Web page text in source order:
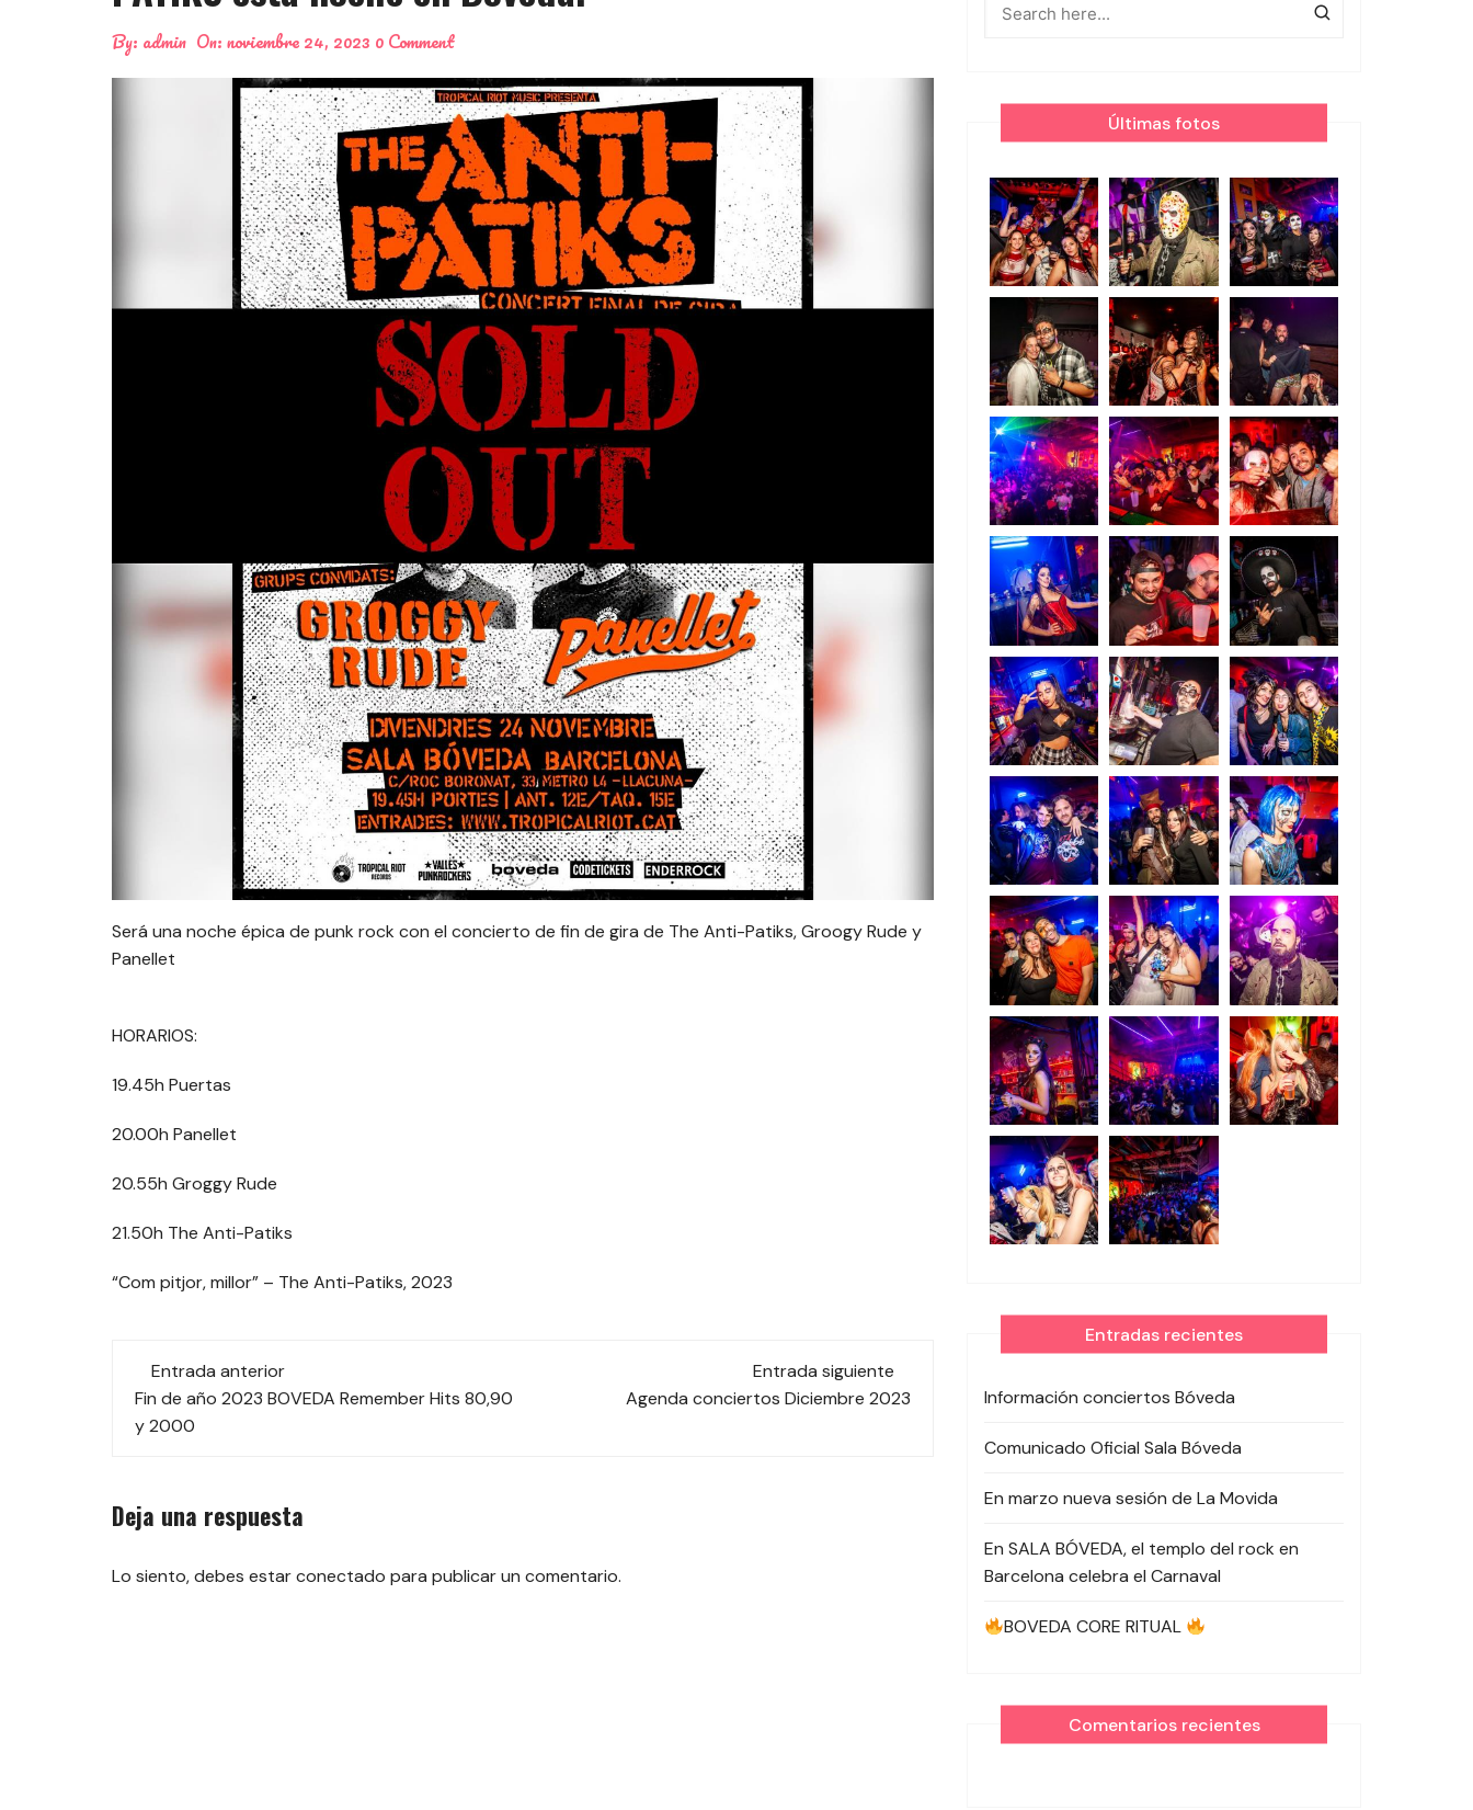
EL TROPE
By: admin On:noviembre 24, 2023 0 Comment
Será una noche épica de punk rock con el concierto de fin de gira de The Anti-Patiks, Groogy Rude y
Panellet
HORARIOS:
19.45h Puertas
20.00h Panellet
20.55h Groggy Rude
21.50h The Anti-Patiks
“Com pitjor, millor” – The Anti-Patiks, 2023
Navegación
de
entradas
Entrada anterior
Fin de año 2023 BOVEDA Remember Hits 80,90
y 2000
Entrada siguiente
Agenda conciertos Diciembre 2023
Deja una respuesta
Lo siento, debes estarconectado para publicar un comentario.
Últimas fotos
Entradas recientes
Información conciertos Bóveda
Comunicado Oficial Sala Bóveda
En marzo nueva sesión de La Movida
En SALA BÓVEDA, el templo del rock en
Barcelona celebra el Carnaval
BOVEDA CORE RITUAL
Comentarios recientes